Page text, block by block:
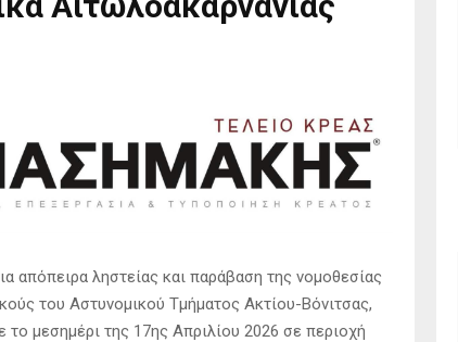
απόπειρα ληστείας και παράβαση της νομοθεσίας
του Αστυνομικού Τμήματος Ακτίου-Βόνιτσας,
μεσημέρι της 17ης Απριλίου 2026 σε περιοχή